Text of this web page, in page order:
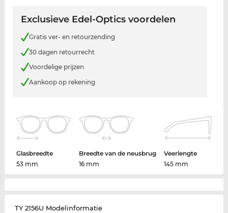
Exclusieve Edel-Optics voordelen
Gratis ver- en retourzending
30 dagen retourrecht
Voordelige prijzen
Aankoop op rekening
Glasbreedte
53 mm
Breedte van de neusbrug
16 mm
Veerlengte
145 mm
TY 2156U Modelinformatie